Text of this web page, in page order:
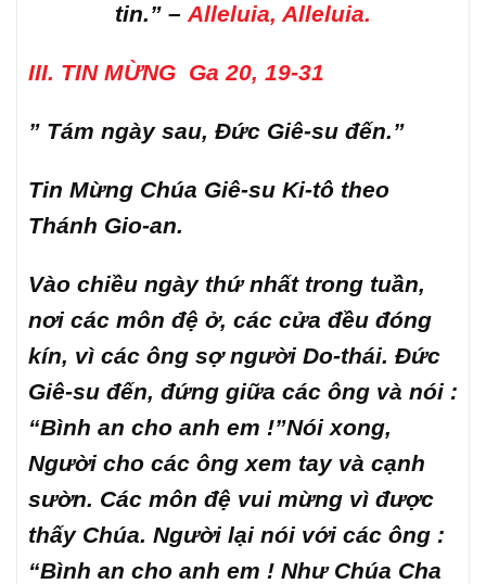
tin.” – Alleluia, Alleluia.
III. TIN MỪNG Ga 20, 19-31
” Tám ngày sau, Đức Giê-su đến.”
Tin Mừng Chúa Giê-su Ki-tô theo
Thánh Gio-an.
Vào chiều ngày thứ nhất trong tuần,
nơi các môn đệ ở, các cửa đều đóng
kín, vì các ông sợ người Do-thái. Đức
Giê-su đến, đứng giữa các ông và nói :
“Bình an cho anh em !”Nói xong,
Người cho các ông xem tay và cạnh
sườn. Các môn đệ vui mừng vì được
thấy Chúa. Người lại nói với các ông :
“Bình an cho anh em ! Như Chúa Cha